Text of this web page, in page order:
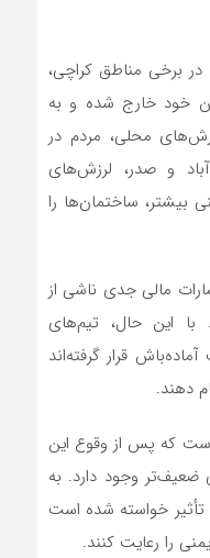
برخی مناطق کراچی،
خود خارج شده و به
محلی، مردم در
و صدر، لرزش‌های
بیشتر، ساختمان‌ها را
مالی جدی ناشی از
این حال، تیم‌های
قرار گرفته‌اند
دهند.
است که پس از وقوع این
ضعیف‌تر وجود دارد. به
خواسته شده است
را رعایت کنند.